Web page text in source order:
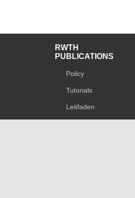
RWTH
PUBLICATIONS
Policy
Tutorials
Leitfaden